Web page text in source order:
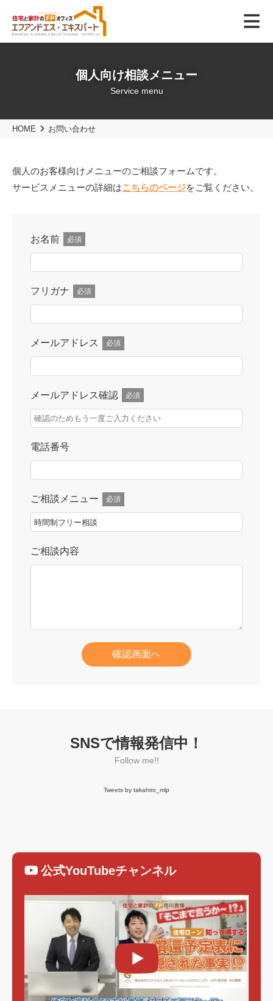
個人向け相談メニュー
Service menu
HOME お問い合わせ
個人のお客様向けメニューのご相談フォームです。
サービスメニューの詳細はこちらのページをご覧ください。
お名前 必須
フリガナ 必須
メールアドレス 必須
メールアドレス確認 必須
電話番号
ご相談メニュー 必須
ご相談内容
確認画面へ
SNSで情報発信中！
Follow me!!
Tweets by takahiro_mlp
公式YouTubeチャンネル